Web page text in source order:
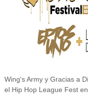
Wing's Army y Gracias a
el Hip Hop League Fest